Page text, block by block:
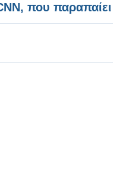
που παραπαίει